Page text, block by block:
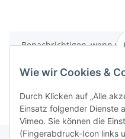
Wie wir Cookies &
Durch Klicken auf „Alle
Einsatz folgender Dienste
Vimeo. Sie können die
(Fingerabdruck-Icon links
Benachrichtigen, wenn